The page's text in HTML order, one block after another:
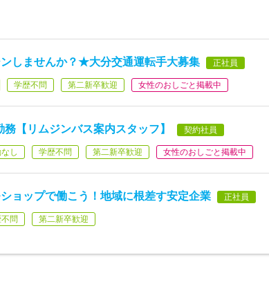
ンしませんか？★大分交通運転手大募集 正社員
学歴不問 第二新卒歓迎 女性のおしごと掲載中
【リムジンバス案内スタッフ】 契約社員
し 学歴不問 第二新卒歓迎 女性のおしごと掲載中
ョップで働こう！地域に根差す安定企業 正社員
問 第二新卒歓迎